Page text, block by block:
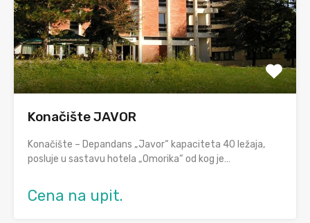
Konačište JAVOR
Konačište – Depandans „Javor“ kapaciteta 40 ležaja,
posluje u sastavu hotela „Omorika“ od kog je…
Cena na upit.